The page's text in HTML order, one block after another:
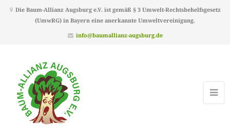
Die Baum-Allianz Augsburg e.V. ist gemäß § 3 Umwelt-Rechtsbehelfsgesetz
(UmwRG) in Bayern eine anerkannte Umweltvereinigung.
info@baumallianz-augsburg.de